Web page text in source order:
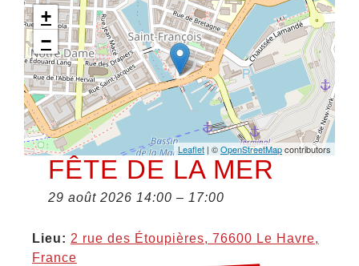
+
−
Leaflet | ©OpenStreetMapcontributors
FÊTE DE LA MER
29 août 2026 14:00 – 17:00
Lieu: 2 rue des Étoupières, 76600 Le Havre,
France